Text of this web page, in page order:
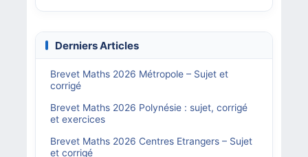
Derniers Articles
Brevet Maths 2026 Métropole – Sujet et
corrigé
Brevet Maths 2026 Polynésie : sujet, corrigé
et exercices
Brevet Maths 2026 Centres Etrangers – Sujet
et corrigé